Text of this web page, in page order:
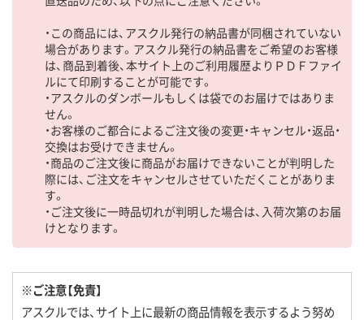
・この商品には、アスクル発行の納品書が同梱されていない
場合があります。アスクル発行の納品書をご希望のお客様
は、商品到着後、本サイト上のご利用履歴よりＰＤＦファイ
ルにて印刷することが可能です。
・アスクルのダンボールもしくは袋でのお届けではありま
せん。
・お客様のご都合によるご注文後の変更・キャンセル・返品・
交換はお受けできません。
・商品のご注文後に商品がお届けできないことが判明した
際には、ご注文をキャンセルさせていただくことがありま
す。
・ご注文後に一時品切れが判明した場合は、入荷次第のお届
けとなります。
※ご注意【免責】
アスクルでは、サイト上に最新の商品情報を表示するよう努め